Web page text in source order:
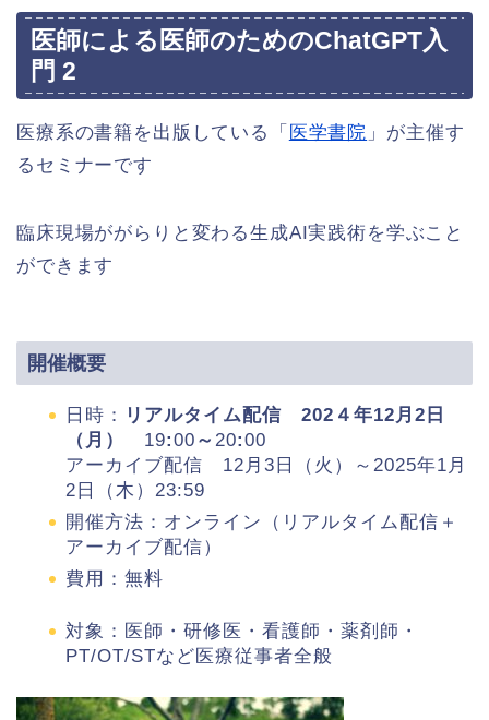
医師による医師のためのChatGPT入
門 2
医療系の書籍を出版している「 医学書院 」が主催す
るセミナーです
臨床現場ががらりと変わる生成AI実践術を学ぶこと
ができます
開催概要
日時： リアルタイム配信 202４年12月2 日
（月 ） 19:00 ～ 20:00
アーカイブ配信 12月3日（火）～2025年1月
2日（木）23:59
開催方法：オンライン（リアルタイム配信＋
アーカイブ配信）
費用：無料
対象：医師・研修医・看護師・薬剤師・
PT/OT/STなど医療従事者全般